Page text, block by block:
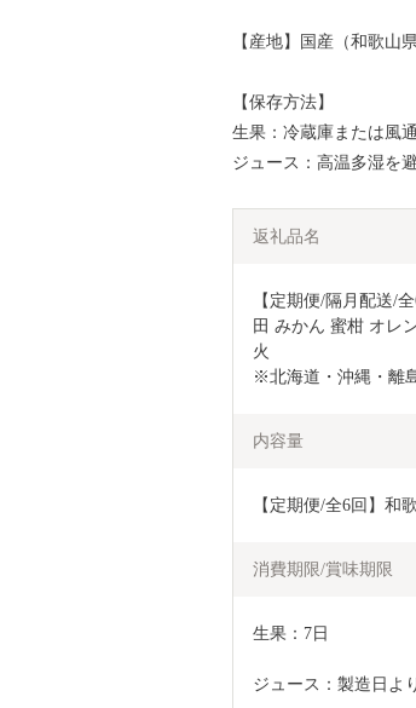
【産地】国産（和歌山
【保存方法】
生果：冷蔵庫または風
ジュース：高温多湿を
返礼品名
【定期便/隔月配送/
田 みかん 蜜柑 オレ
火
※北海道・沖縄・離
内容量
【定期便/全6回】和
消費期限/賞味期限
生果：7日
ジュース：製造日よ